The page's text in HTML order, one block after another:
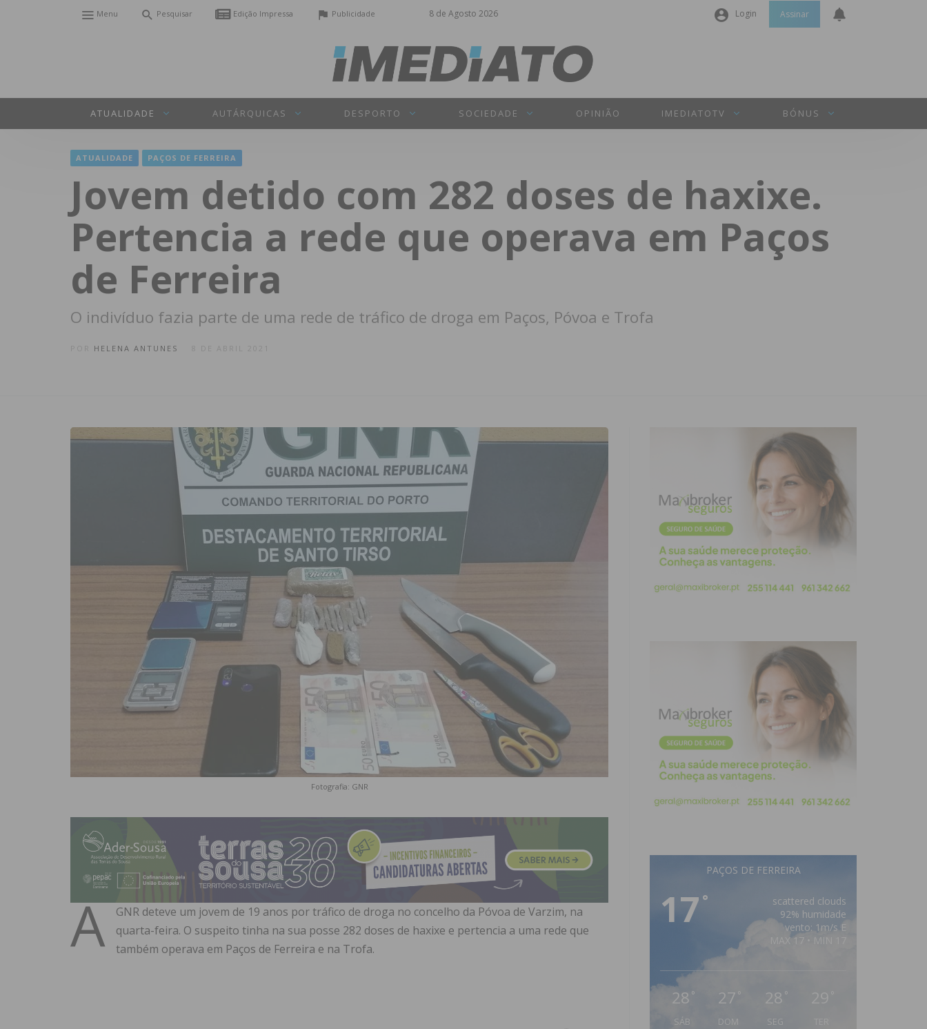
8 de Agosto 2026
Menu Pesquisar Edição Impressa Publicidade Login
Senha
INICIAR SESSÃO
Perdeu a sua senha?
Assinar
ATUALIDADE AUTÁRQUICAS DESPORTO SOCIEDADE OPINIÃO IMEDIATOTV BÓNUS
ATUALIDADE PAÇOS DE FERREIRA
Jovem detido com 282 doses de haxixe.
Pertencia a rede que operava em Paços
de Ferreira
O indivíduo fazia parte de uma rede de tráfico de droga em Paços, Póvoa e Trofa
HELENA ANTUNES 8 DE ABRIL 2021
Fotografia: GNR
A
GNR deteve um jovem de 19 anos por tráfico de droga no concelho da Póvoa de Varzim, na
quarta-feira. O suspeito tinha na sua posse 282 doses de haxixe e pertencia a uma rede que
também operava em Paços de Ferreira e na Trofa.
PAÇOS DE FERREIRA
17 °
scattered clouds
92% humidade
vento: 1m/s E
MAX 17 • MIN 17
28 °
SÁB
27 °
DOM
28 °
SEG
29 °